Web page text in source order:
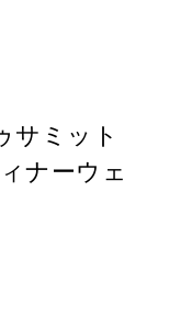
サミット
ナーウェ